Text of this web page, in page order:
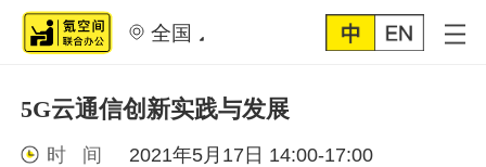
全国
5G云通信创新实践与发展
时 间 2021年5月17日 14:00-17:00